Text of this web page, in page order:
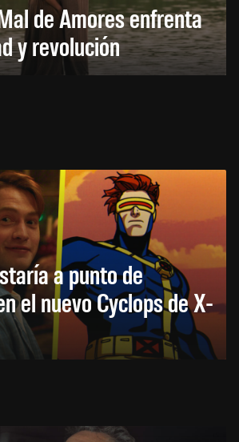
de Amores enfrenta
y revolución
a punto de
el nuevo Cyclops de X-